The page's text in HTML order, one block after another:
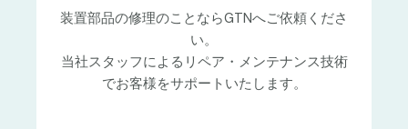
装置部品の修理のことならGTNへご依頼くださ
い。
当社スタッフによるリペア・メンテナンス技術
でお客様をサポートいたします。